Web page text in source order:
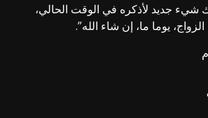
شيء جديد لأذكره في الوقت الحالي،
يوما ما، إن شاء الله”.